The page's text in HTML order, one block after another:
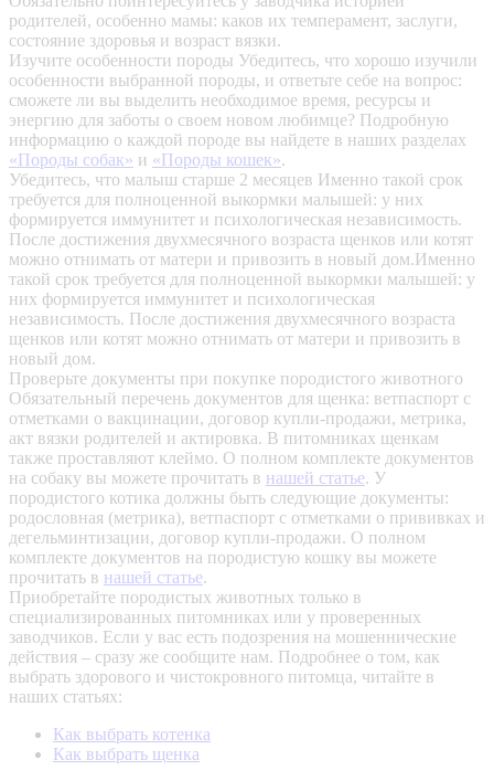
родителей, особенно мамы: каков их темперамент, заслуги,
состояние здоровья и возраст вязки.
Изучите особенности породы Убедитесь, что хорошо изучили
особенности выбранной породы, и ответьте себе на вопрос:
сможете ли вы выделить необходимое время, ресурсы и
энергию для заботы о своем новом любимце? Подробную
информацию о каждой породе вы найдете в наших разделах
«Породы собак» и «Породы кошек».
Убедитесь, что малыш старше 2 месяцев Именно такой срок
требуется для полноценной выкормки малышей: у них
формируется иммунитет и психологическая независимость.
После достижения двухмесячного возраста щенков или котят
можно отнимать от матери и привозить в новый дом.Именно
такой срок требуется для полноценной выкормки малышей: у
них формируется иммунитет и психологическая
независимость. После достижения двухмесячного возраста
щенков или котят можно отнимать от матери и привозить в
новый дом.
Проверьте документы при покупке породистого животного
Обязательный перечень документов для щенка: ветпаспорт с
отметками о вакцинации, договор купли-продажи, метрика,
акт вязки родителей и актировка. В питомниках щенкам
также проставляют клеймо. О полном комплекте документов
на собаку вы можете прочитать в нашей статье. У
породистого котика должны быть следующие документы:
родословная (метрика), ветпаспорт с отметками о прививках и
дегельминтизации, договор купли-продажи. О полном
комплекте документов на породистую кошку вы можете
прочитать в нашей статье.
Приобретайте породистых животных только в
специализированных питомниках или у проверенных
заводчиков. Если у вас есть подозрения на мошеннические
действия – сразу же сообщите нам. Подробнее о том, как
выбрать здорового и чистокровного питомца, читайте в
наших статьях:
Как выбрать котенка
Как выбрать щенка